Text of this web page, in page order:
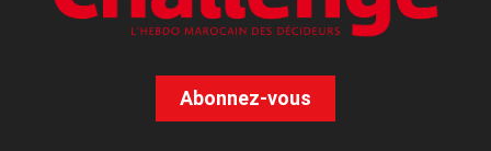
Abonnez-vous